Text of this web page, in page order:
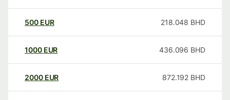
500 EUR 218.048 BHD
1000 EUR 436.096 BHD
2000 EUR 872.192 BHD